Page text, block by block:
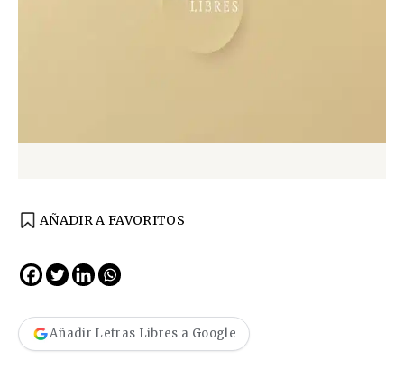
AÑADIR A FAVORITOS
Añadir Letras Libres a Google